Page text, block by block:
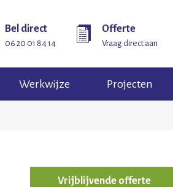
Bel direct
06 20 01 84 14
Offerte
Vraag direct aan
Werkwijze Projecten
Vrijblijvende offerte